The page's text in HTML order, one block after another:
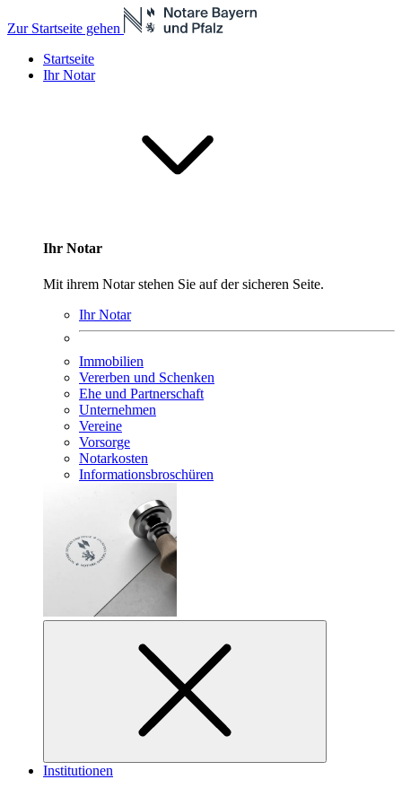
Zur Startseite gehen
Startseite
Ihr Notar
Ihr Notar
Mit ihrem Notar stehen Sie auf der sicheren Seite.
Ihr Notar
Immobilien
Vererben und Schenken
Ehe und Partnerschaft
Unternehmen
Vereine
Vorsorge
Notarkosten
Informationsbroschüren
Institutionen